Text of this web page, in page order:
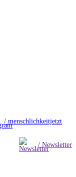
/ menschlichkeitjetzt
/ Newsletter